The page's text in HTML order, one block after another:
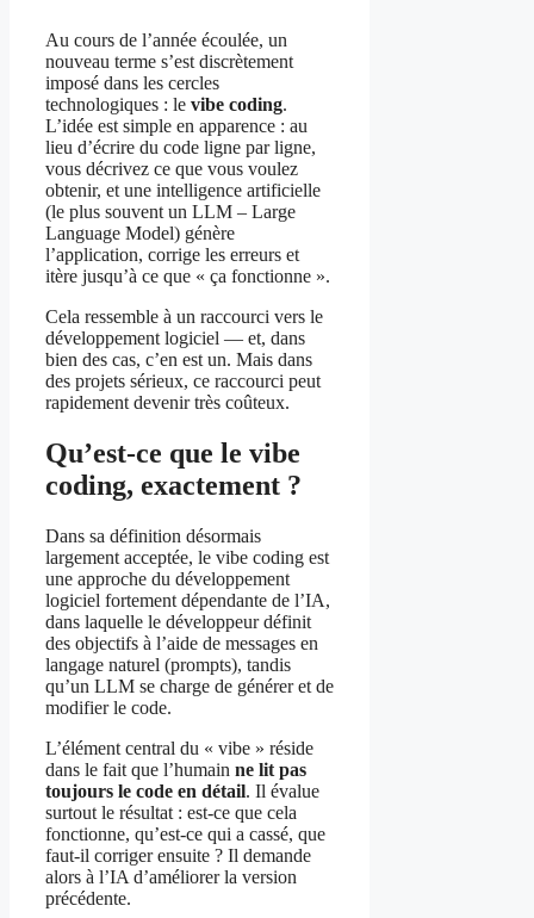
Au cours de l’année écoulée, un
nouveau terme s’est discrètement
imposé dans les cercles
technologiques : le vibe coding.
L’idée est simple en apparence : au
lieu d’écrire du code ligne par ligne,
vous décrivez ce que vous voulez
obtenir, et une intelligence artificielle
(le plus souvent un LLM – Large
Language Model) génère
l’application, corrige les erreurs et
itère jusqu’à ce que « ça fonctionne ».
Cela ressemble à un raccourci vers le
développement logiciel — et, dans
bien des cas, c’en est un. Mais dans
des projets sérieux, ce raccourci peut
rapidement devenir très coûteux.
Qu’est-ce que le vibe
coding, exactement ?
Dans sa définition désormais
largement acceptée, le vibe coding est
une approche du développement
logiciel fortement dépendante de l’IA,
dans laquelle le développeur définit
des objectifs à l’aide de messages en
langage naturel (prompts), tandis
qu’un LLM se charge de générer et de
modifier le code.
L’élément central du « vibe » réside
dans le fait que l’humain ne lit pas
toujours le code en détail. Il évalue
surtout le résultat : est-ce que cela
fonctionne, qu’est-ce qui a cassé, que
faut-il corriger ensuite ? Il demande
alors à l’IA d’améliorer la version
précédente.